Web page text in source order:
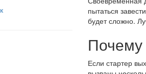
пытаться
будет сложно.
Почему
Если стартер